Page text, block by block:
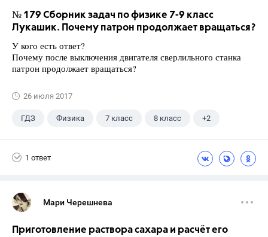
№ 179 Сборник задач по физике 7-9 класс
Лукашик. Почему патрон продолжает вращаться?
У кого есть ответ?
Почему после выключения двигателя сверлильного станка
патрон продолжает вращаться?
26 июля 2017
ГДЗ Физика 7 класс 8 класс +2
1 ответ
Мари Черешнева
Приготовление раствора сахара и расчёт его